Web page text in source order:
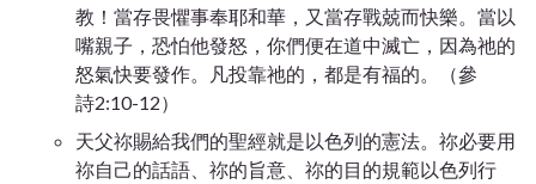
教！當存畏懼事奉耶和華，又當存戰兢而快樂。當以
嘴親子，恐怕他發怒，你們便在道中滅亡，因為祂的
怒氣快要發作。凡投靠祂的，都是有福的。（參
詩2:10-12）
天父祢賜給我們的聖經就是以色列的憲法。祢必要用
祢自己的話語、祢的旨意、祢的目的規範以色列行